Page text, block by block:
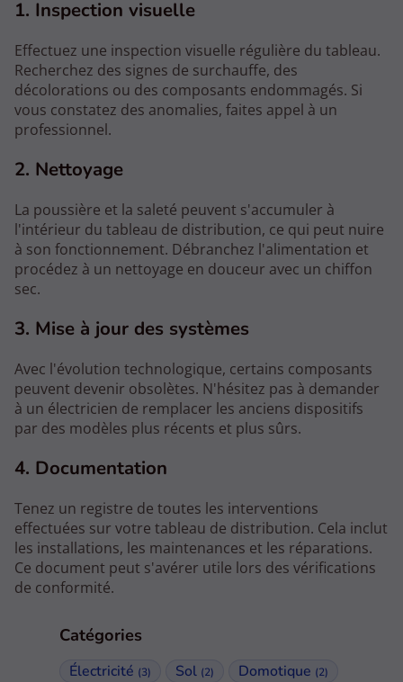
Catégories
Électricité (3) Sol (2) Domotique (2)
1. Inspection visuelle
Effectuez une inspection visuelle régulière du tableau.
Recherchez des signes de surchauffe, des
décolorations ou des composants endommagés. Si
vous constatez des anomalies, faites appel à un
professionnel.
2. Nettoyage
La poussière et la saleté peuvent s'accumuler à
l'intérieur du tableau de distribution, ce qui peut nuire
à son fonctionnement. Débranchez l'alimentation et
procédez à un nettoyage en douceur avec un chiffon
sec.
3. Mise à jour des systèmes
Avec l'évolution technologique, certains composants
peuvent devenir obsolètes. N'hésitez pas à demander
à un électricien de remplacer les anciens dispositifs
par des modèles plus récents et plus sûrs.
4. Documentation
Tenez un registre de toutes les interventions
effectuées sur votre tableau de distribution. Cela inclut
les installations, les maintenances et les réparations.
Ce document peut s'avérer utile lors des vérifications
de conformité.